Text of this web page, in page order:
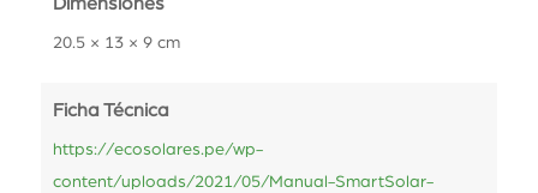
Dimensiones
20.5 × 13 × 9 cm
Ficha Técnica
https://ecosolares.pe/wp-
content/uploads/2021/05/Manual-SmartSolar-